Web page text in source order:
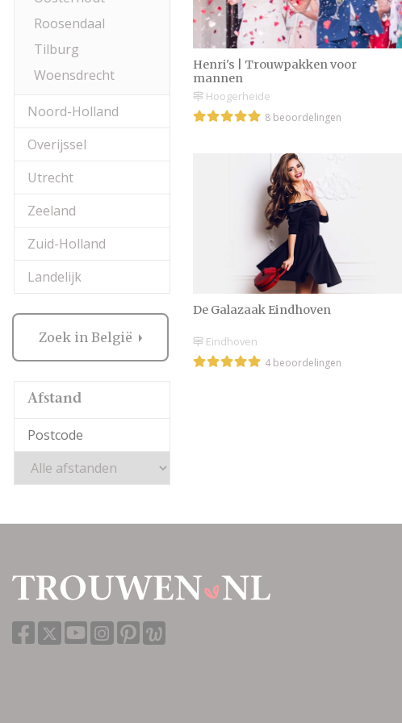
Roosendaal
Tilburg
Woensdrecht
Noord-Holland
Overijssel
Utrecht
Zeeland
Zuid-Holland
Landelijk
Zoek in België
Afstand
Henri's | Trouwpakken voor
mannen
Hoogerheide
8 beoordelingen
De Galazaak Eindhoven
Eindhoven
4 beoordelingen